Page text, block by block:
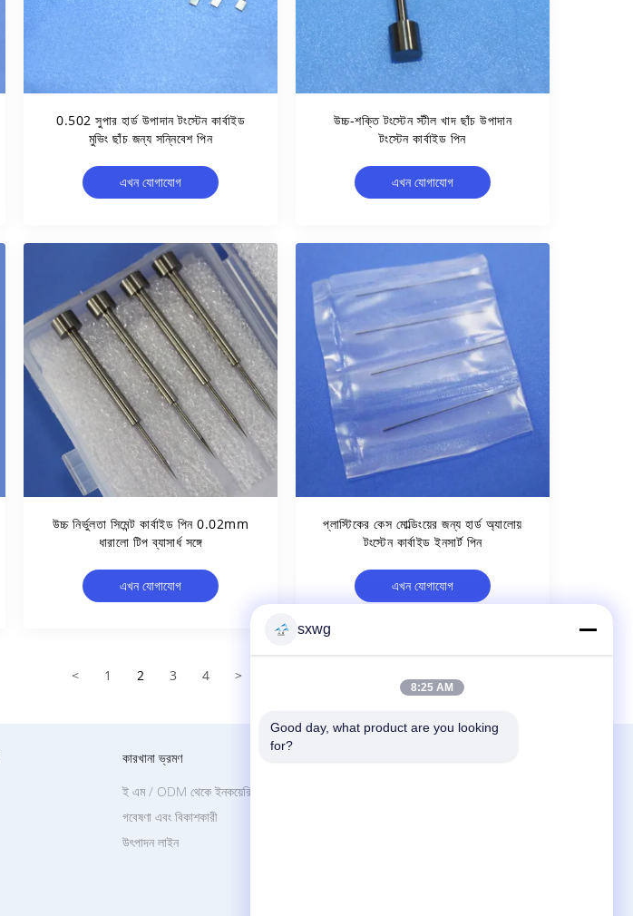
0.502 সুপার হার্ড উপাদান টংস্টেন কার্বাইড
মুভিং ছাঁচ জন্য সন্নিবেশ পিন
এখন যোগাযোগ
উচ্চ-শক্তি টংস্টেন স্টীল খাদ ছাঁচ উপাদান
টংস্টেন কার্বাইড পিন
এখন যোগাযোগ
উচ্চ নির্ভুলতা সিমেন্ট কার্বাইড পিন 0.02mm
ধারালো টিপ ব্যাসার্ধ সঙ্গে
এখন যোগাযোগ
প্লাস্টিকের কেস মোল্ডিংয়ের জন্য হার্ড অ্যালোয়
টংস্টেন কার্বাইড ইনসার্ট পিন
এখন যোগাযোগ
< 1 2 3 4 >
কারখানা ভ্রমণ
উৎপাদন লাইন
ই এম / ODM থেকে ইনকয়েরি
গবেষণা এবং বিকাশকারী
sxwg
8:25 AM
Good day, what product are you looking
for?